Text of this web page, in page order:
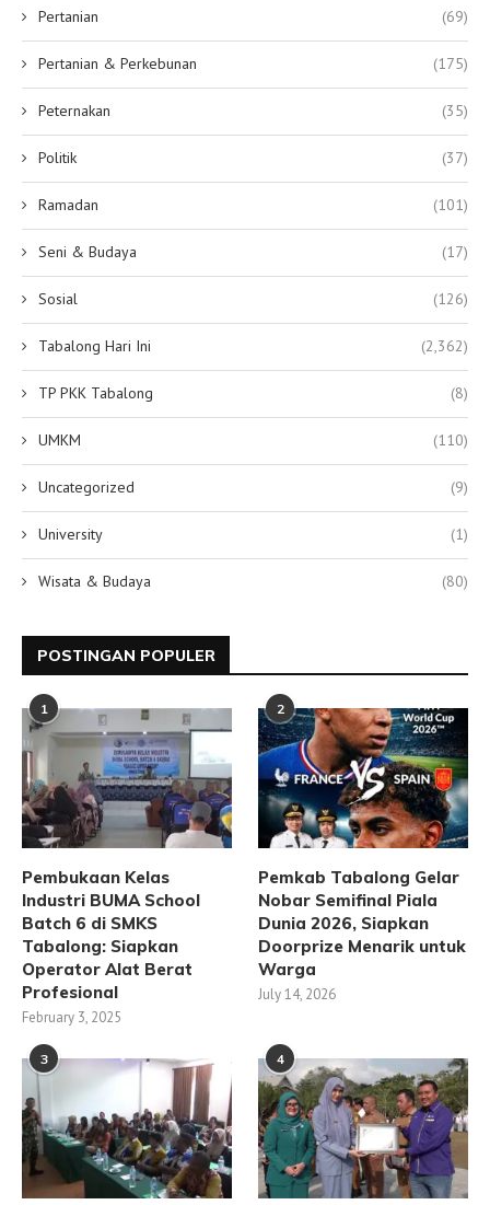
Pertanian (69)
Pertanian & Perkebunan (175)
Peternakan (35)
Politik (37)
Ramadan (101)
Seni & Budaya (17)
Sosial (126)
Tabalong Hari Ini (2,362)
TP PKK Tabalong (8)
UMKM (110)
Uncategorized (9)
University (1)
Wisata & Budaya (80)
POSTINGAN POPULER
1
Pembukaan Kelas
Industri BUMA School
Batch 6 di SMKS
Tabalong: Siapkan
Operator Alat Berat
Profesional
February 3, 2025
2
Pemkab Tabalong Gelar
Nobar Semifinal Piala
Dunia 2026, Siapkan
Doorprize Menarik untuk
Warga
July 14, 2026
3 4